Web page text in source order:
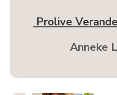
Prolive
Anneke